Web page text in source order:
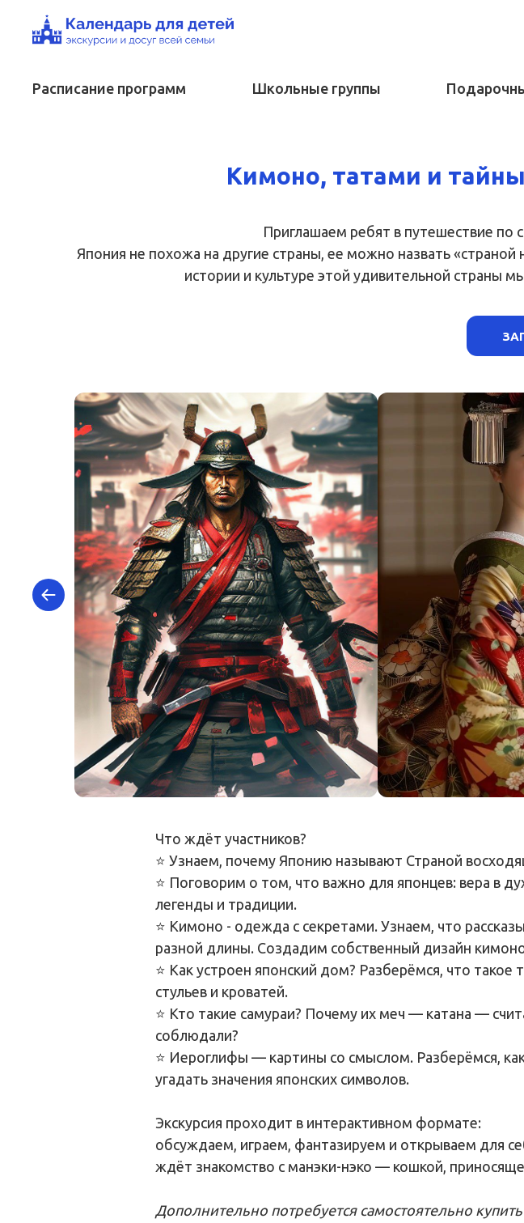
Расписание программ Школьные группы
Кимоно, татами и
Приглашаем ребят в путешествие по
Япония не похожа на другие страны, ее можно назвать
истории и культуре этой удивительной страны
Что ждёт участников?
⭐️ Узнаем, почему Японию называют Страной
⭐️ Поговорим о том, что важно для японцев: вера в
легенды и традиции.
⭐️ Кимоно - одежда с секретами. Узнаем, что
разной длины. Создадим собственный дизайн
⭐️ Как устроен японский дом? Разберёмся, что
стульев и кроватей.
⭐️ Кто такие самураи? Почему их меч — катана —
соблюдали?
⭐️ Иероглифы — картины со смыслом. Разберёмся,
угадать значения японских символов.
Экскурсия проходит в интерактивном формате:
обсуждаем, играем, фантазируем и открываем для
ждёт знакомство с манэки-нэко — кошкой,
Дополнительно потребуется самостоятельно